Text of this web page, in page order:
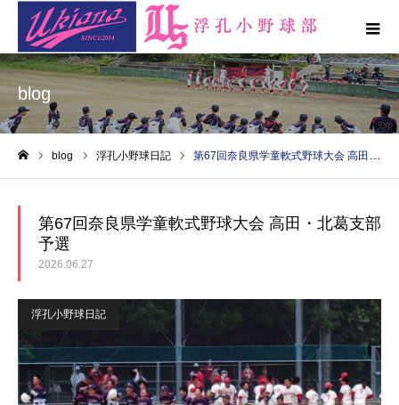
blog
blog 浮孔小野球日記 第67回奈良県学童軟式野球大会 高田・北葛支部予選
第67回奈良県学童軟式野球大会 高田・北葛支部
予選
2026.06.27
浮孔小野球日記